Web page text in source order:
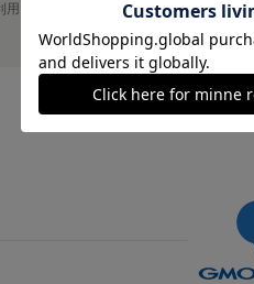
用 プライバシーポリシー 会社概要
©GMO Pepabo,